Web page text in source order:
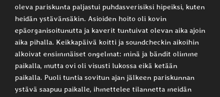
oleva pariskunta paljastui puhdasverisiksi hipeiksi, kuten
heidän ystävänsäkin. Asioiden hoito oli kovin
epäorganisoitunutta ja kaverit tuntuivat olevan aika ajoin
aika pihalla. Keikkapäivä koitti ja soundcheckin aikoihin
alkoivat ensimmäiset ongelmat: minä ja bändit olimme
paikalla, mutta ovi oli visusti lukossa eikä ketään
paikalla. Puoli tuntia sovitun ajan jälkeen pariskunnan
ystävä saapuu paikalle, ihmettelee tilannetta meidän